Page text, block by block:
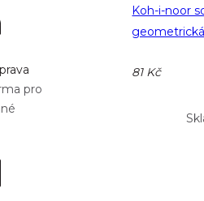
pro
Koh-i-noor
81 Kč